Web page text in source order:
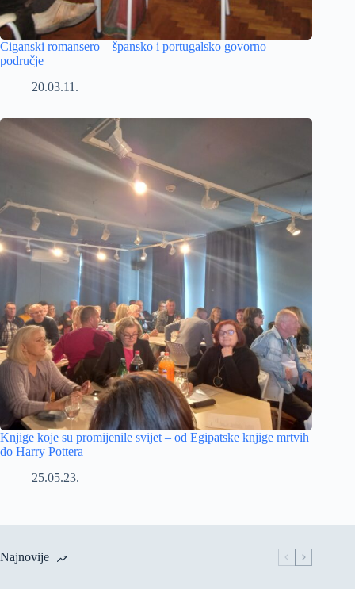
Ciganski romansero – špansko i portugalsko govorno
područje
20.03.11.
Knjige koje su promijenile svijet – od Egipatske knjige mrtvih
do Harry Pottera
25.05.23.
Najnovije